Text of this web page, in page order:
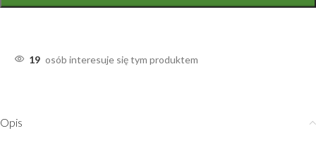
19 osób interesuje się tym produktem
Opis